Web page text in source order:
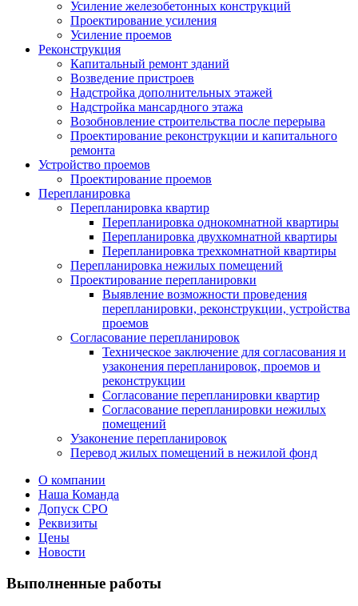
Усиление железобетонных конструкций
Проектирование усиления
Усиление проемов
Реконструкция
Капитальный ремонт зданий
Возведение пристроев
Надстройка дополнительных этажей
Надстройка мансардного этажа
Возобновление строительства после перерыва
Проектирование реконструкции и капитального
ремонта
Устройство проемов
Проектирование проемов
Перепланировка
Перепланировка квартир
Перепланировка однокомнатной квартиры
Перепланировка двухкомнатной квартиры
Перепланировка трехкомнатной квартиры
Перепланировка нежилых помещений
Проектирование перепланировки
Выявление возможности проведения
перепланировки, реконструкции, устройства
проемов
Согласование перепланировок
Техническое заключение для согласования и
узаконения перепланировок, проемов и
реконструкции
Согласование перепланировки квартир
Согласование перепланировки нежилых
помещений
Узаконение перепланировок
Перевод жилых помещений в нежилой фонд
О компании
Наша Команда
Допуск СРО
Реквизиты
Цены
Новости
Выполненные работы